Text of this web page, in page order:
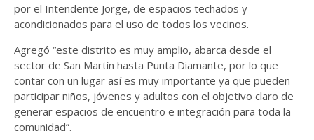
por el Intendente Jorge, de espacios techados y
acondicionados para el uso de todos los vecinos.
Agregó “este distrito es muy amplio, abarca desde el
sector de San Martín hasta Punta Diamante, por lo que
contar con un lugar así es muy importante ya que pueden
participar niños, jóvenes y adultos con el objetivo claro de
generar espacios de encuentro e integración para toda la
comunidad”.